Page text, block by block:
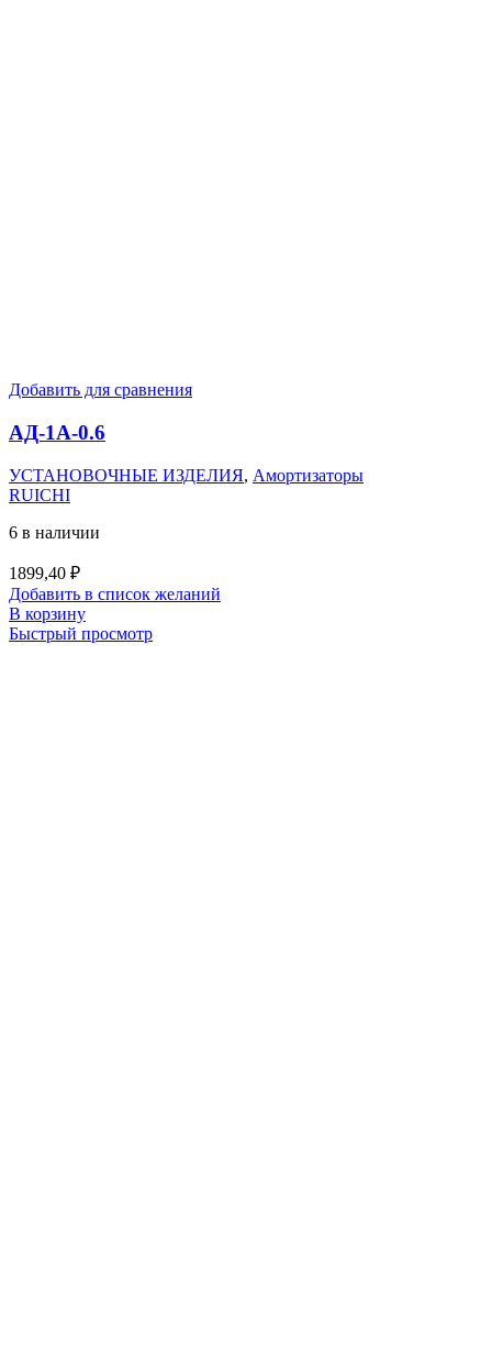
Добавить для сравнения
АД-1А-0.6
УСТАНОВОЧНЫЕ ИЗДЕЛИЯ, Амортизаторы
RUICHI
6 в наличии
1899,40 ₽
Добавить в список желаний
В корзину
Быстрый просмотр